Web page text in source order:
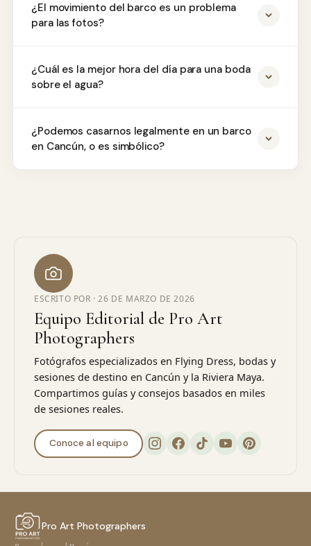
¿El movimiento del barco es un problema
para las fotos?
¿Cuál es la mejor hora del día para una boda
sobre el agua?
¿Podemos casarnos legalmente en un barco
en Cancún, o es simbólico?
ESCRITO POR ·26 DE MARZO DE 2026
Equipo Editorial de Pro Art
Photographers
Fotógrafos especializados en Flying Dress, bodas y
sesiones de destino en Cancún y la Riviera Maya.
Compartimos guías y consejos basados en miles
de sesiones reales.
Conoce al equipo
Pro Art Photographers